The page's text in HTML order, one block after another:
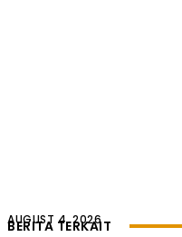
BERITA TERKAIT
AUGUST 4, 2026